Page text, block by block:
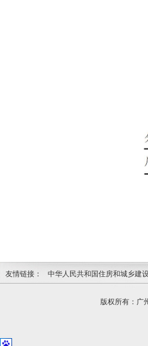
友情链接： 中华人民共和国住房和城乡建
版权所有：广